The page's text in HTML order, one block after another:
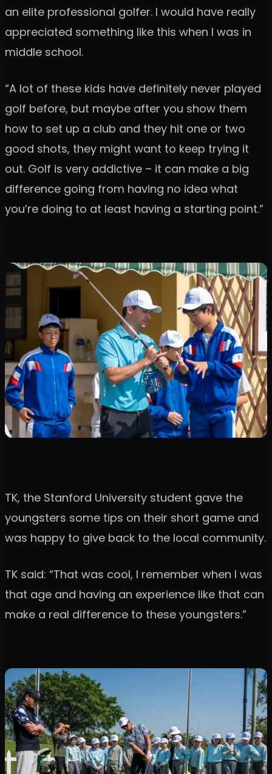
an elite professional golfer. I would have really
appreciated something like this when I was in
middle school.
“A lot of these kids have definitely never played
golf before, but maybe after you show them
how to set up a club and they hit one or two
good shots, they might want to keep trying it
out. Golf is very addictive – it can make a big
difference going from having no idea what
you’re doing to at least having a starting point.”
TK, the Stanford University student gave the
youngsters some tips on their short game and
was happy to give back to the local community.
TK said: “That was cool, I remember when I was
that age and having an experience like that can
make a real difference to these youngsters.”